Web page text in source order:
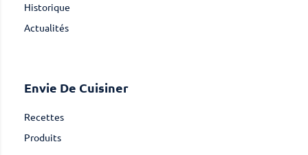
Historique
Actualités
Envie De Cuisiner
Recettes
Produits